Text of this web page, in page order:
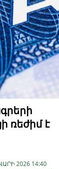
ռեժիմ է
2026 14:40